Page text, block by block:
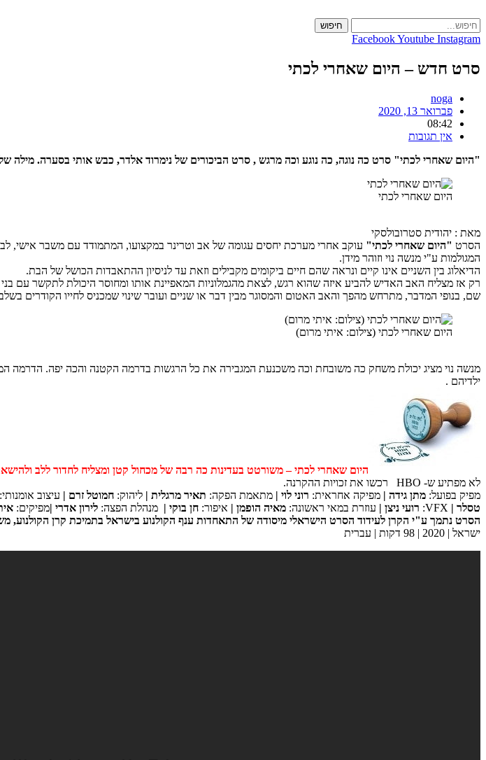
to
content
חיפוש
FacebookYoutube Instagram
סרט חדש – היום שאחרי לכתי
noga
פברואר 13, 2020
08:42
אין תגובות
"היום שאחרי לכתי" סרט כה נוגה, כה נוגע וכה מרגש , סרט הביכורים של נימרוד אלדר, כבש אותי בסערה. מילה
היום שאחרי לכתי
מאת : יהודית סטרובולסקי
הסרט "היום שאחרי לכתי" עוקב אחרי מערכת יחסים עגומה של אב וטרינר במקצועו, המתמודד עם משבר אישי,
המגולמות ע"י מנשה נוי וזוהר מידן.
הדיאלוג בין השניים אינו קיים ונראה שהם חיים ביקומים מקבילים וזאת עד לניסיון ההתאבדות הכושל של הבת.
רק אז מצליח האב האדיש להביע איזה שהוא רגש, לצאת מהגמלוניות המאפיינת אותו ומחוסר היכולת לתקשר עם
שם, בנופי המדבר, מתרחש מהפך והאב האטום והמסוגר מבין דבר או שניים ועובר שינוי שמכניס לחייו הקודרים
היום שאחרי לכתי (צילום: איתי מרום)
מנשה נוי מציג יכולת משחק כה משובחת וכה משכנעת המגבירה את כל הרגשות בדרמה הקטנה והכה יפה. הדרמה
ילדיהם .
היום שאחרי לכתי – משורטט בעדינות כה רבה של מכחול קטן ומצליח לחדור ללב ולהישאר שם. 10 בסולם יהודית . מילה של
לא מפתיע ש- HBO רכשו את זכויות ההקרנה.
מפיק בפועל: מתן גידה | מפיקה אחראית: רוני לוי | מתאמת הפקה: תאיר מרגלית | ליהוק: חמוטל זרם | עיצוב אומנותי:
טסלר | VFX: רועי ניצן | עוזרת במאי ראשונה: מאיה הופמן | איפור: חן בוקי | מנהלת הפצה: לירון אדרי |מפיקים:
הסרט נתמך ע"י הקרן לעידוד הסרט הישראלי מיסודה של התאחדות ענף הקולנוע בישראל בתמיכת קרן הקולנוע,
ישראל | 2020 | 98 דקות | עברית